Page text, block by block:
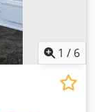
1 / 6